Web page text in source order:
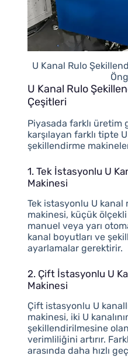
U Kanal Rulo
U Kanal Rulo
Çeşitleri
Piyasada farklı üretim
karşılayan farklı tipte
şekillendirme
1. Tek İstasyonlu U
Makinesi
Tek istasyonlu U
makinesi, küçük
manuel veya yarı
kanal boyutları ve
ayarlamalar gerektirir.
2. Çift İstasyonlu U
Makinesi
Çift istasyonlu U
makinesi, iki U
şekillendirilmesine
verimliliğini artırır.
arasında daha hızlı